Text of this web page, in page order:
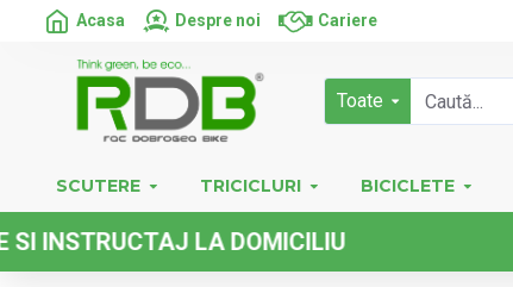
Acasa Despre noi Cariere
Toate
SCUTERE TRICICLURI BICICLETE
LA DOMICILIU